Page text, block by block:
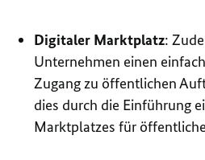
Digitaler Marktplatz:
Unternehmen einen
Zugang zu öffentlichen
dies durch die Einführung
Marktplatzes für